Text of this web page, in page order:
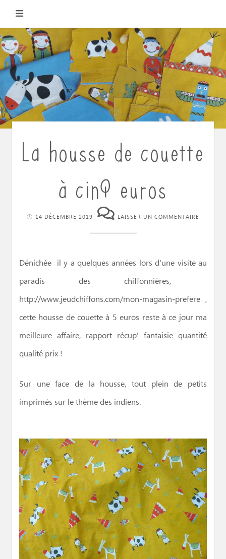
content
La housse de couette
à cinQ euros
14 DÉCEMBRE 2019 LAISSER UN COMMENTAIRE
Dénichée il y a quelques années lors d'une visite au
paradis des chiffonnières,
http://www.jeudchiffons.com/mon-magasin-prefere ,
cette housse de couette à 5 euros reste à ce jour ma
meilleure affaire, rapport récup' fantaisie quantité
qualité prix !
Sur une face de la housse, tout plein de petits
imprimés sur le thème des indiens.